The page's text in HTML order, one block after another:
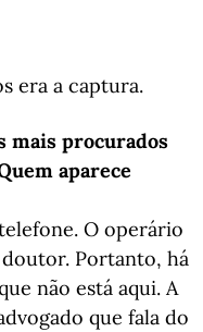
era a captura.
mais procurados
aparece
O operário
Portanto, há
não está aqui. A
que fala do